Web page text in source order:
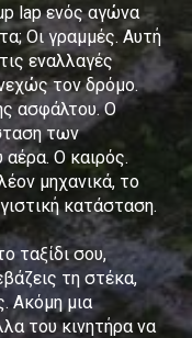
lap ενός αγώνα
Οι γραμμές. Αυτή
εναλλαγές
τον δρόμο.
ασφάλτου. Ο
των
Ο καιρός.
μηχανικά, το
κατάσταση.
ταξίδι σου,
τη στέκα,
Ακόμη μια
του κινητήρα να